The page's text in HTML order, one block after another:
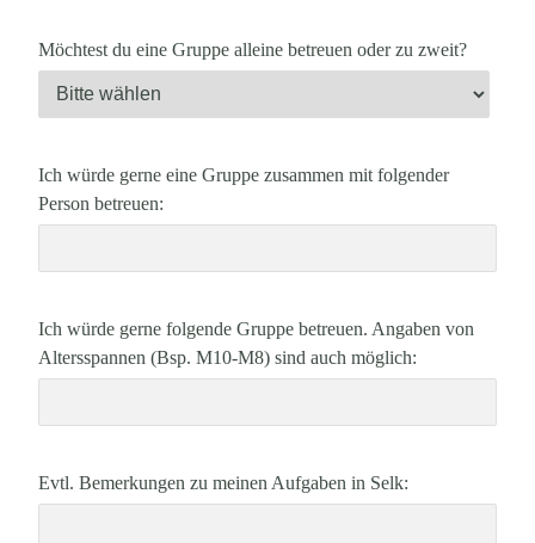
Möchtest du eine Gruppe alleine betreuen oder zu zweit?
Ich würde gerne eine Gruppe zusammen mit folgender
Person betreuen:
Ich würde gerne folgende Gruppe betreuen. Angaben von
Altersspannen (Bsp. M10-M8) sind auch möglich:
Evtl. Bemerkungen zu meinen Aufgaben in Selk: